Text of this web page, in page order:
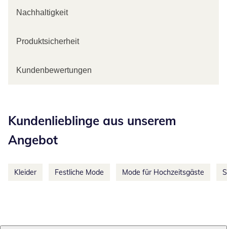
Nachhaltigkeit
Produktsicherheit
Kundenbewertungen
Kundenlieblinge aus unserem
Angebot
Kleider Festliche Mode Mode für Hochzeitsgäste